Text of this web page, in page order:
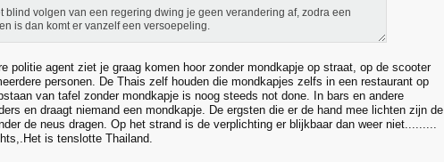
blind volgen van een regering dwing je geen verandering af, zodra een
is dan komt er vanzelf een versoepeling.
politie agent ziet je graag komen hoor zonder mondkapje op straat, op de scooter
personen. De Thais zelf houden die mondkapjes zelfs in een restaurant op
van tafel zonder mondkapje is noog steeds not done. In bars en andere
en draagt niemand een mondkapje. De ergsten die er de hand mee lichten zijn de
de neus dragen. Op het strand is de verplichting er blijkbaar dan weer niet.........
is tenslotte Thailand.